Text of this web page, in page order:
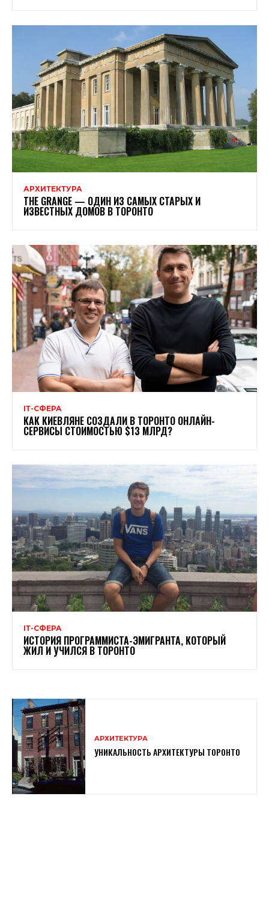
АРХИТЕКТУРА
THE GRANGE — ОДИН ИЗ САМЫХ СТАРЫХ И
ИЗВЕСТНЫХ ДОМОВ В ТОРОНТО
ІТ-СФЕРА
КАК КИЕВЛЯНЕ СОЗДАЛИ В ТОРОНТО ОНЛАЙН-
СЕРВИСЫ СТОИМОСТЬЮ $13 МЛРД?
ІТ-СФЕРА
ИСТОРИЯ ПРОГРАММИСТА-ЭМИГРАНТА, КОТОРЫЙ
ЖИЛ И УЧИЛСЯ В ТОРОНТО
АРХИТЕКТУРА
УНИКАЛЬНОСТЬ АРХИТЕКТУРЫ ТОРОНТО